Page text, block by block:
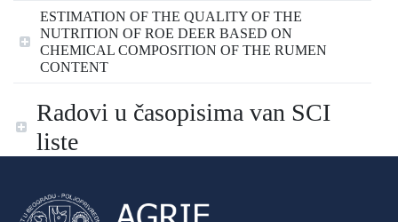
ESTIMATION OF THE QUALITY OF THE
NUTRITION OF ROE DEER BASED ON
CHEMICAL COMPOSITION OF THE RUMEN
CONTENT
Radovi u časopisima van SCI
liste